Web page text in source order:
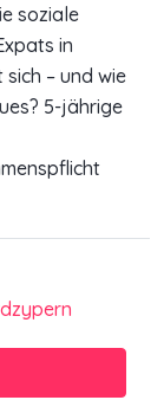
soziale
in
– und wie
5-jährige